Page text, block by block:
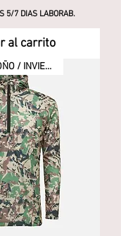
5/7 DIAS LABORAB.
al carrito
PRIMAVERA / OTOÑO / INVIERNO